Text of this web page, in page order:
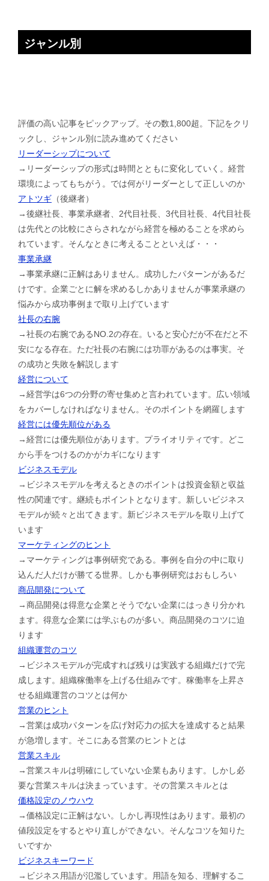
ジャンル別
評価の高い記事をピックアップ。その数1,800超。下記をクリ
ックし、ジャンル別に読み進めてください
リーダーシップについて
→リーダーシップの形式は時間とともに変化していく。経営
環境によってもちがう。では何がリーダーとして正しいのか
アトツギ （後継者）
→後継社長、事業承継者、2代目社長、3代目社長、4代目社長
は先代との比較にさらされながら経営を極めることを求めら
れています。そんなときに考えることといえば・・・
事業承継
→事業承継に正解はありません。成功したパターンがあるだ
けです。企業ごとに解を求めるしかありませんが事業承継の
悩みから成功事例まで取り上げています
社長の右腕
→社長の右腕であるNO.2の存在。いると安心だが不在だと不
安になる存在。ただ社長の右腕には功罪があるのは事実。そ
の成功と失敗を解説します
経営について
→経営学は6つの分野の寄せ集めと言われています。広い領域
をカバーしなければなりません。そのポイントを網羅します
経営には優先順位がある
→経営には優先順位があります。プライオリティです。どこ
から手をつけるのかがカギになります
ビジネスモデル
→ビジネスモデルを考えるときのポイントは投資金額と収益
性の関連です。継続もポイントとなります。新しいビジネス
モデルが続々と出てきます。新ビジネスモデルを取り上げて
います
マーケティングのヒント
→マーケティングは事例研究である。事例を自分の中に取り
込んだ人だけが勝てる世界。しかも事例研究はおもしろい
商品開発について
→商品開発は得意な企業とそうでない企業にはっきり分かれ
ます。得意な企業には学ぶものが多い。商品開発のコツに迫
ります
組織運営のコツ
→ビジネスモデルが完成すれば残りは実践する組織だけで完
成します。組織稼働率を上げる仕組みです。稼働率を上昇さ
せる組織運営のコツとは何か
営業のヒント
→営業は成功パターンを広げ対応力の拡大を達成すると結果
が急増します。そこにある営業のヒントとは
営業スキル
→営業スキルは明確にしていない企業もあります。しかし必
要な営業スキルは決まっています。その営業スキルとは
価格設定のノウハウ
→価格設定に正解はない。しかし再現性はあります。最初の
値段設定をするとやり直しができない。そんなコツを知りた
いですか
ビジネスキーワード
→ビジネス用語が氾濫しています。用語を知る、理解するこ